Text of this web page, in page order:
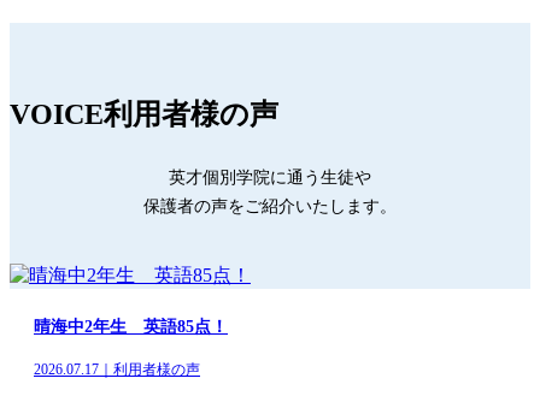
VOICE利用者様の声
英才個別学院に通う生徒や
保護者の声をご紹介いたします。
晴海中2年生 英語85点！
2026.07.17｜利用者様の声